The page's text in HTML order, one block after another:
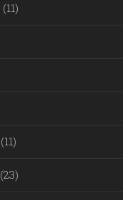
(11)
(11)
(23)